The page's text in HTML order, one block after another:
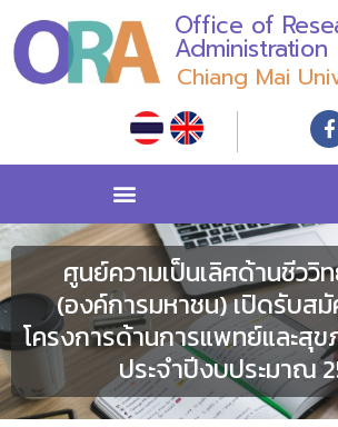
Office of
Administration
Chiang Mai
ศูนย์ความเป็นเลิศด้านชีววิ
(องค์การมหาชน) เปิดรับส
โครงการด้านการแพทย์และสุ
ประจำปีงบประมาณ